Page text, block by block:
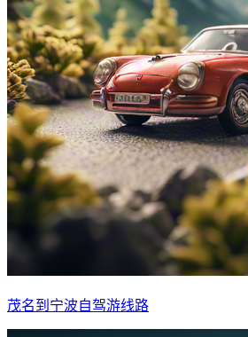
茂名到宁波自驾游线路